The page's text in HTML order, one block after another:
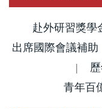
國際雙學位
赴外研習獎學
出席國際會議補助
|
青年百